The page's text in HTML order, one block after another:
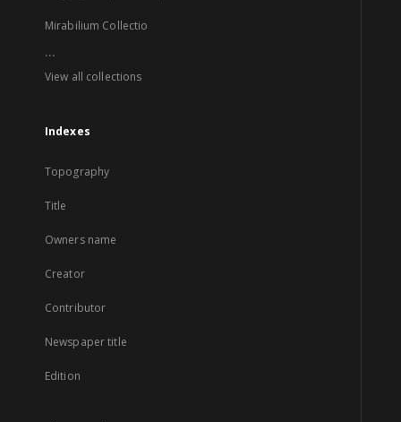
Mirabilium Collectio
...
View all collections
Indexes
Topography
Title
Owners name
Creator
Contributor
Newspaper title
Edition